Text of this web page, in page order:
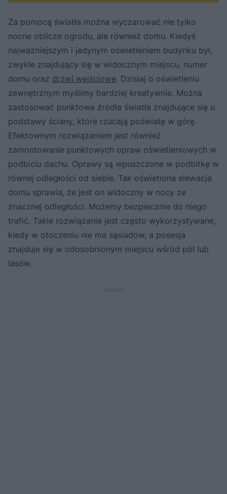
Za pomocą światła można wyczarować nie tylko
nocne oblicze ogrodu, ale również domu. Kiedyś
najważniejszym i jedynym oświetleniem budynku był,
zwykle znajdujący się w widocznym miejscu, numer
domu oraz drzwi wejściowe. Dzisiaj o oświetleniu
zewnętrznym myślimy bardziej kreatywnie. Można
zastosować punktowe źródła światła znajdujące się u
podstawy ściany, które rzucają poświatę w górę.
Efektownym rozwiązaniem jest również
zamontowanie punktowych opraw oświetleniowych w
podbiciu dachu. Oprawy są wpuszczone w podbitkę w
równej odległości od siebie. Tak oświetlona elewacja
domu sprawia, że jest on widoczny w nocy ze
znacznej odległości. Możemy bezpiecznie do niego
trafić. Takie rozwiązanie jest często wykorzystywane,
kiedy w otoczeniu nie ma sąsiadów, a posesja
znajduje się w odosobnionym miejscu wśród pól lub
lasów.